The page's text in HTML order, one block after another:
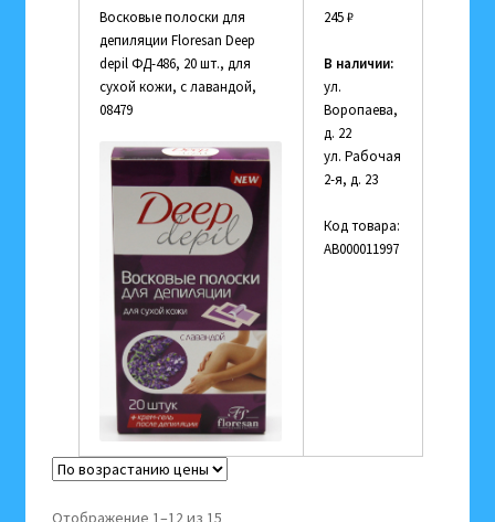
Восковые полоски для
депиляции Floresan Deep
depil ФД-486, 20 шт., для
сухой кожи, с лавандой,
08479
245₽
В наличии:
ул.
Воропаева,
д. 22
ул. Рабочая
2-я, д. 23
Код товара:
АВ000011997
Отображение 1–12 из 15Цены: